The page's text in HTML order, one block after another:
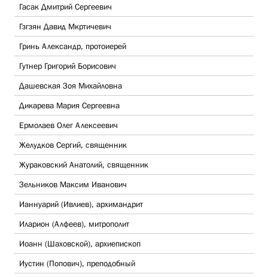
Гасак Дмитрий Сергеевич
Гзгзян Давид Мкртичевич
Гринь Александр, протоиерей
Гутнер Григорий Борисович
Дашевская Зоя Михайловна
Дикарева Мария Сергеевна
Ермолаев Олег Алексеевич
Желудков Сергий, священник
Жураковский Анатолий, священник
Зельников Максим Иванович
Ианнуарий (Ивлиев), архимандрит
Иларион (Алфеев), митрополит
Иоанн (Шаховской), архиепископ
Иустин (Попович), преподобный